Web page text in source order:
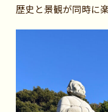
歴史と景観が同時に